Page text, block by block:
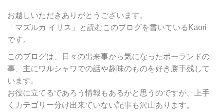
テ
ゴ
ー
別
検
索
お越しいただきありがとうございます。
「マズルカ イリス」と読むこのブログを書いているKaori
です。
このブログは、日々の出来事から気になったポーランドの
事、主にワルシャワでの話や趣味のものを好き勝手残して
います。
お役に立てるであろう情報もあるかと思うのですが、上手
くカテゴリー分け出来ていない記事も沢山あります。